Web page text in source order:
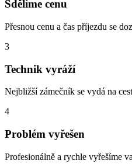
Sdělíme cenu
Přesnou cenu a čas příjezdu se
3
Technik vyráží
Nejbližší zámečník se vydá na
4
Problém vyřešen
Profesionálně a rychle vyřešíme